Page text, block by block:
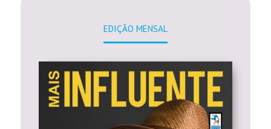
EDIÇÃO MENSAL